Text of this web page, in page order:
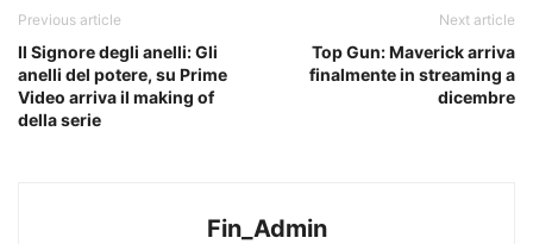
Previous article
Il Signore degli anelli: Gli
anelli del potere, su Prime
Video arriva il making of
della serie
Next article
Top Gun: Maverick arriva
finalmente in streaming a
dicembre
Fin_Admin